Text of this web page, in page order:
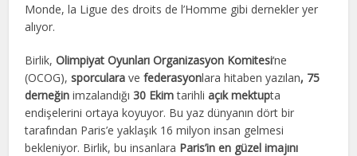
Monde, la Ligue des droits de l’Homme gibi dernekler yer
alıyor.
Birlik,Olimpiyat Oyunları Organizasyon Komitesi‘ne
(OCOG),sporculara vefederasyonlara hitaben yazılan, 75
derneğinimzalandığı30 Ekimtarihliaçık mektupta
endişelerini ortaya koyuyor. Bu yaz dünyanın dört bir
tarafından Paris’e yaklaşık 16 milyon insan gelmesi
bekleniyor. Birlik, bu insanlara Paris’in en güzel imajını